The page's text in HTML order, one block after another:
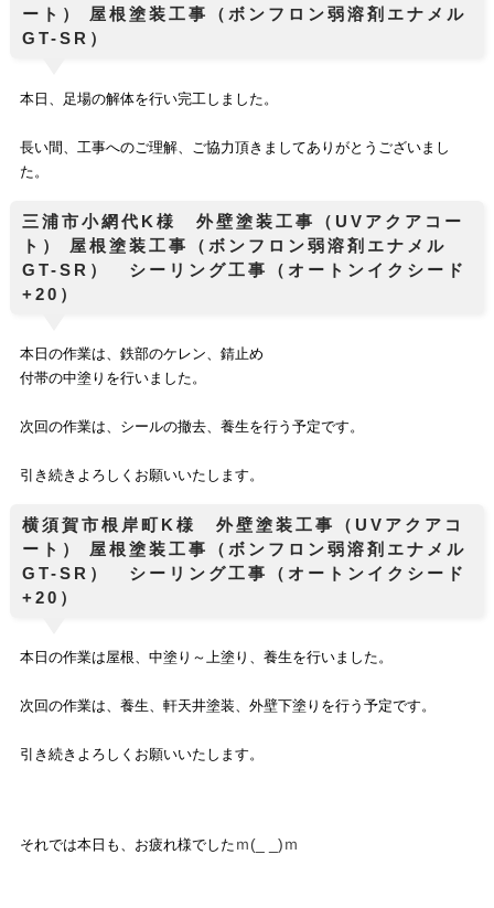
ート） 屋根塗装工事（ボンフロン弱溶剤エナメル
GT-SR）
本日、足場の解体を行い完工しました。
長い間、工事へのご理解、ご協力頂きましてありがとうございまし
た。
三浦市小網代K様 外壁塗装工事（UVアクアコー
ト） 屋根塗装工事（ボンフロン弱溶剤エナメル
GT-SR） シーリング工事（オートンイクシード
+20）
本日の作業は、 鉄部のケレン、錆止め
付帯の中塗りを行いました。
次回の作業は、シールの撤去、養生を行う予定です。
引き続きよろしくお願いいたします。
横須賀市根岸町K様 外壁塗装工事（UVアクアコ
ート） 屋根塗装工事（ボンフロン弱溶剤エナメル
GT-SR） シーリング工事（オートンイクシード
+20）
本日の作業は屋根、中塗り～上塗り、養生を行いました。
次回の作業は、養生、軒天井塗装、外壁下塗りを行う予定です。
引き続きよろしくお願いいたします。
それでは本日も、お疲れ様でした ｍ(_ _)ｍ